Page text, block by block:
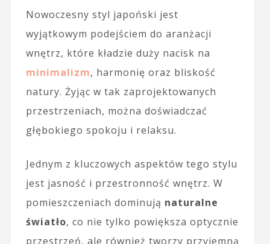
Nowoczesny styl japoński jest
wyjątkowym podejściem do aranżacji
wnętrz, które kładzie duży nacisk na
minimalizm, harmonię oraz bliskość
natury. Żyjąc w tak zaprojektowanych
przestrzeniach, można doświadczać
głębokiego spokoju i relaksu.
Jednym z kluczowych aspektów tego stylu
jest jasność i przestronność wnętrz. W
pomieszczeniach dominują naturalne
światło, co nie tylko powiększa optycznie
przestrzeń, ale również tworzy przyjemną